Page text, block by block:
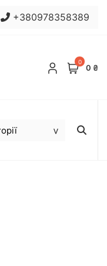
+380978358389
0
0 ₴